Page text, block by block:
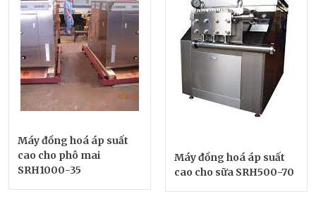
Máy đồng hoá áp suất
cao cho phô mai
SRH1000-35
Máy đồng hoá áp suất
cao cho sữa SRH500-70